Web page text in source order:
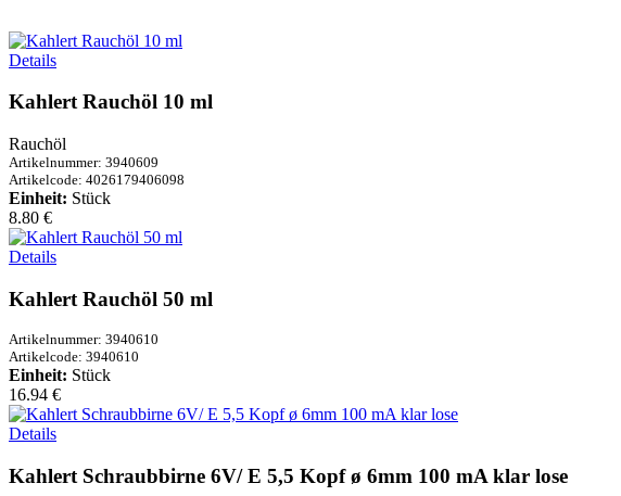
Details
Kahlert Rauchöl 10 ml
Rauchöl
Artikelnummer: 3940609
Artikelcode: 4026179406098
Einheit: Stück
8.80 €
Details
Kahlert Rauchöl 50 ml
Artikelnummer: 3940610
Artikelcode: 3940610
Einheit: Stück
16.94 €
Details
Kahlert Schraubbirne 6V/ E 5,5 Kopf ø 6mm 100 mA klar lose